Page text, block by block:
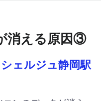
消える原因③
ェルジュ静岡駅